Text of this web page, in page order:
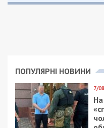
Категории:
Приєднуйтесь також до
за останніми новинами!